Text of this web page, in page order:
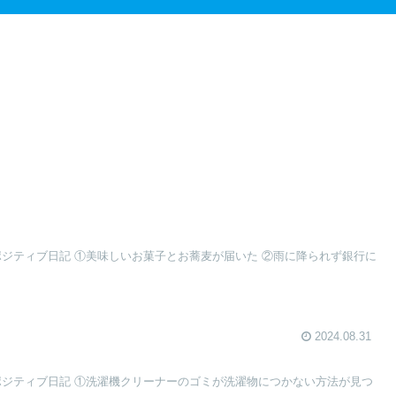
ティブ日記 ①美味しいお菓子とお蕎麦が届いた ②雨に降られず銀行に
2024.08.31
ティブ日記 ①洗濯機クリーナーのゴミが洗濯物につかない方法が見つ